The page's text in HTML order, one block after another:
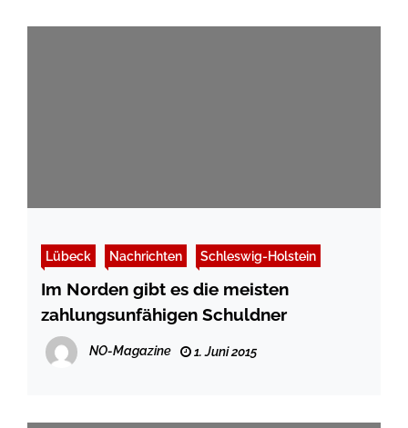
Lübeck Nachrichten Schleswig-Holstein
Im Norden gibt es die meisten
zahlungsunfähigen Schuldner
NO-Magazine 1. Juni 2015